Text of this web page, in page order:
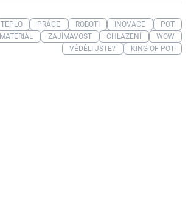
TEPLO PRÁCE ROBOTI INOVACE
POT
MATERIÁL ZAJÍMAVOST CHLAZENÍ
WOW
VĚDĚLI JSTE?
KING OF POT